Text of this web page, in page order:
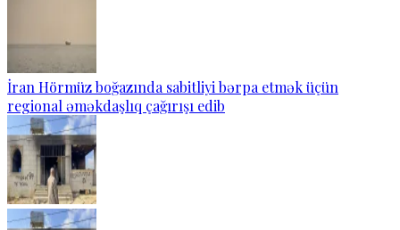
İran Hörmüz boğazında sabitliyi bərpa etmək üçün
regional əməkdaşlıq çağırışı edib